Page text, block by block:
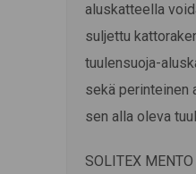
aluskatteella
suljettu
tuulensuoja-
sekä perinteinen
sen alla oleva
SOLITEX